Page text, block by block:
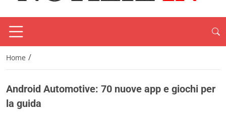
Home /
Android Automotive: 70 nuove app e giochi per
la guida